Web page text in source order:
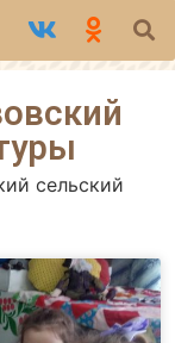
сельский